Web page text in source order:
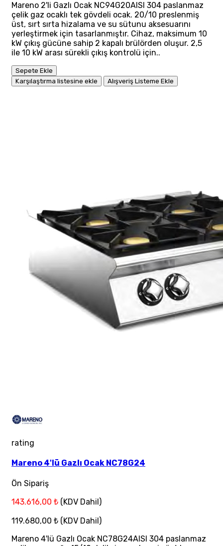
Mareno 2'li Gazlı Ocak NC94G20AISI 304 paslanmaz
çelik gaz ocaklı tek gövdeli ocak. 20/10 preslenmiş
üst, sırt sırta hizalama ve su sütunu aksesuarını
yerleştirmek için tasarlanmıştır. Cihaz, maksimum 10
kW çıkış gücüne sahip 2 kapalı brülörden oluşur. 2,5
ile 10 kW arası sürekli çıkış kontrolü için..
Sepete Ekle
Karşılaştırma listesine ekle
Alışveriş Listeme Ekle
rating
Mareno 4'lü Gazlı Ocak NC78G24
Ön Sipariş
143.616,00 ₺ (KDV Dahil)
119.680,00 ₺ (KDV Dahil)
Mareno 4'lü Gazlı Ocak NC78G24AISI 304 paslanmaz